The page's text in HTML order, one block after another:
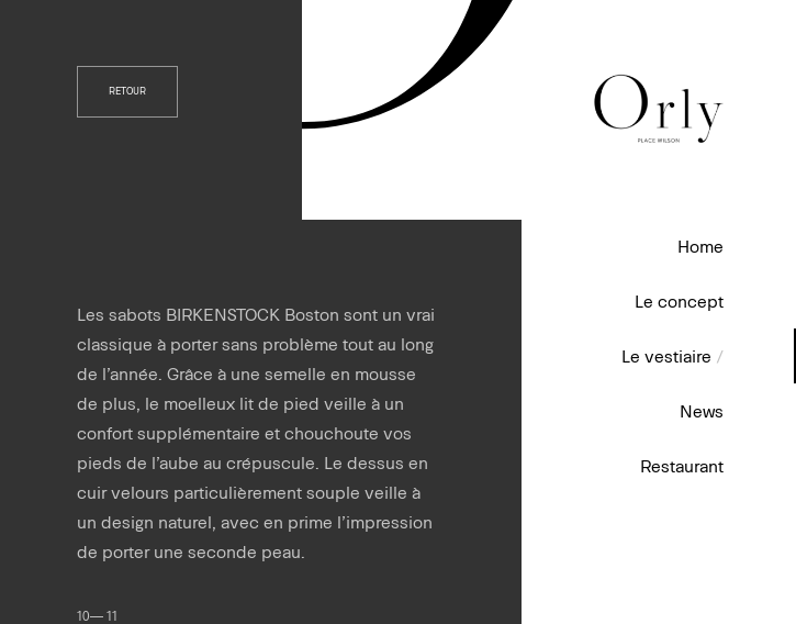
Home
Le concept
Le vestiaire /
News
Restaurant
RETOUR
Les sabots BIRKENSTOCK Boston sont un vrai
classique à porter sans problème tout au long
de l’année. Grâce à une semelle en mousse
de plus, le moelleux lit de pied veille à un
confort supplémentaire et chouchoute vos
pieds de l’aube au crépuscule. Le dessus en
cuir velours particulièrement souple veille à
un design naturel, avec en prime l’impression
de porter une seconde peau.
10— 11